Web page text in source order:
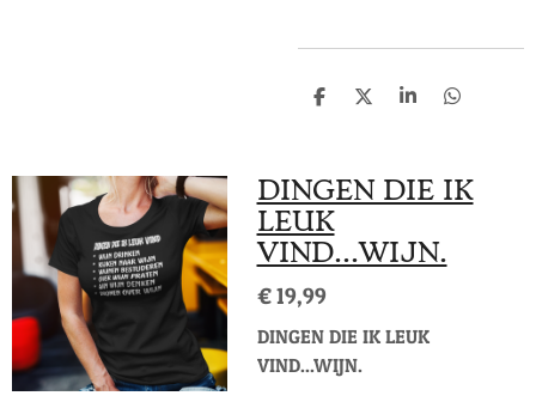
D
n
D
S
e
D
n
DINGEN DIE IK
LEUK
VIND...WIJN.
€ 19,99
DINGEN DIE IK LEUK
VIND...WIJN.